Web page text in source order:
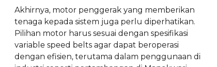
Akhirnya, motor penggerak yang memberikan
tenaga kepada sistem juga perlu diperhatikan.
Pilihan motor harus sesuai dengan spesifikasi
variable speed belts agar dapat beroperasi
dengan efisien, terutama dalam penggunaan di